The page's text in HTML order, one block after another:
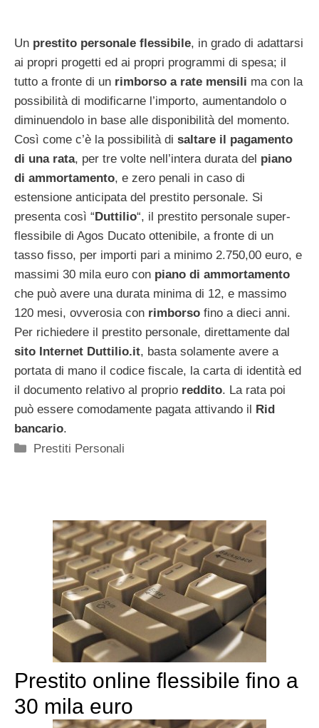
Un prestito personale flessibile, in grado di adattarsi
ai propri progetti ed ai propri programmi di spesa; il
tutto a fronte di un rimborso a rate mensili ma con la
possibilità di modificarne l’importo, aumentandolo o
diminuendolo in base alle disponibilità del momento.
Così come c’è la possibilità di saltare il pagamento
di una rata, per tre volte nell’intera durata del piano
di ammortamento, e zero penali in caso di
estensione anticipata del prestito personale. Si
presenta così “Duttilio“, il prestito personale super-
flessibile di Agos Ducato ottenibile, a fronte di un
tasso fisso, per importi pari a minimo 2.750,00 euro, e
massimi 30 mila euro con piano di ammortamento
che può avere una durata minima di 12, e massimo
120 mesi, ovverosia con rimborso fino a dieci anni.
Per richiedere il prestito personale, direttamente dal
sito Internet Duttilio.it, basta solamente avere a
portata di mano il codice fiscale, la carta di identità ed
il documento relativo al proprio reddito. La rata poi
può essere comodamente pagata attivando il Rid
bancario.
Categorie
Prestiti Personali
Prestito online flessibile fino a
30 mila euro